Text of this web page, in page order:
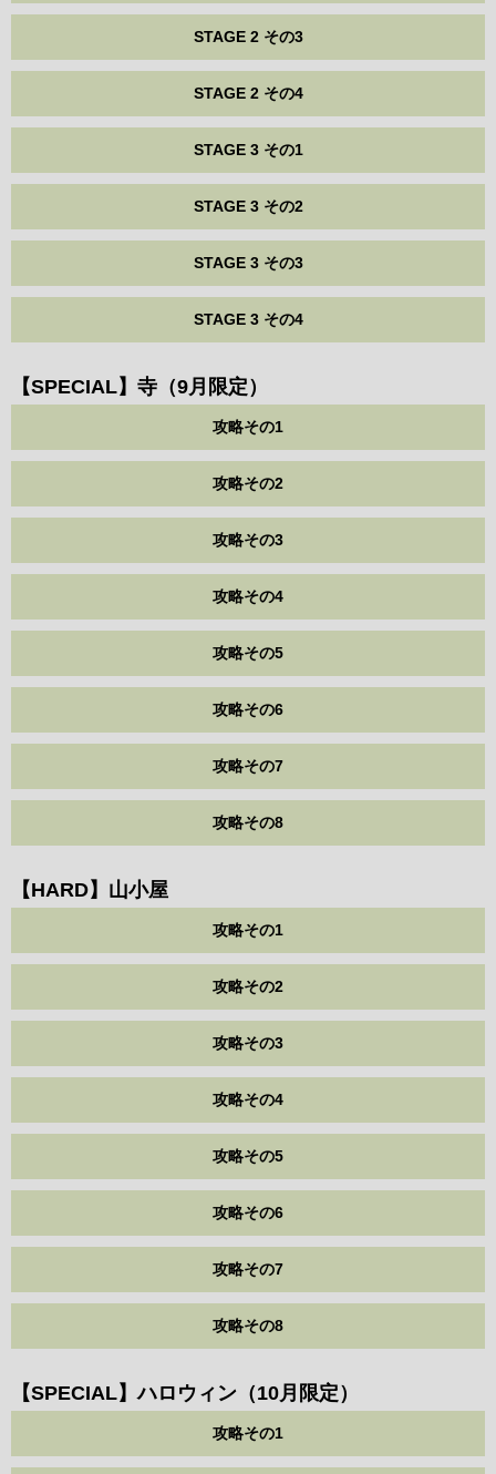
STAGE 2 その3
STAGE 2 その4
STAGE 3 その1
STAGE 3 その2
STAGE 3 その3
STAGE 3 その4
【SPECIAL】寺（9月限定）
攻略その1
攻略その2
攻略その3
攻略その4
攻略その5
攻略その6
攻略その7
攻略その8
【HARD】山小屋
攻略その1
攻略その2
攻略その3
攻略その4
攻略その5
攻略その6
攻略その7
攻略その8
【SPECIAL】ハロウィン（10月限定）
攻略その1